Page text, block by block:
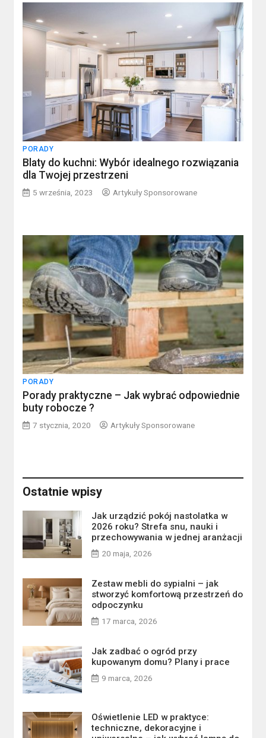
PORADY
Blaty do kuchni: Wybór idealnego rozwiązania
dla Twojej przestrzeni
5 września, 2023 Artykuły Sponsorowane
PORADY
Porady praktyczne – Jak wybrać odpowiednie
buty robocze ?
7 stycznia, 2020 Artykuły Sponsorowane
Ostatnie wpisy
Jak urządzić pokój nastolatka w
2026 roku? Strefa snu, nauki i
przechowywania w jednej aranżacji
20 maja, 2026
Zestaw mebli do sypialni – jak
stworzyć komfortową przestrzeń do
odpoczynku
17 marca, 2026
Jak zadbać o ogród przy
kupowanym domu? Plany i prace
9 marca, 2026
Oświetlenie LED w praktyce:
techniczne, dekoracyjne i